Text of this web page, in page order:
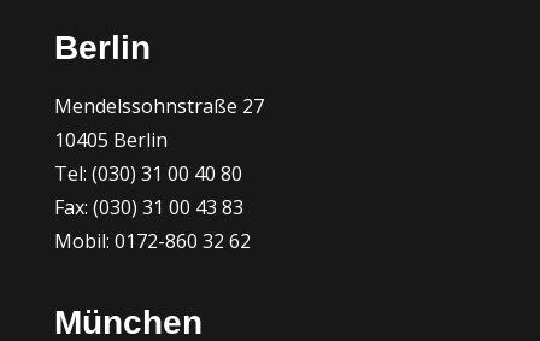
Berlin
Mendelssohnstraße 27
10405 Berlin
Tel: (030) 31 00 40 80
Fax: (030) 31 00 43 83
Mobil: 0172-860 32 62
München